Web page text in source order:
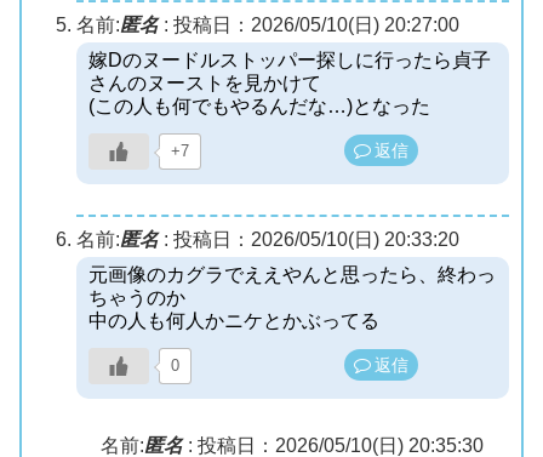
名前:匿名: 投稿日：2026/05/10(日) 20:27:00
嫁Dのヌードルストッパー探しに行ったら貞子
さんのヌーストを見かけて
(この人も何でもやるんだな…)となった
+7 返信
名前:匿名: 投稿日：2026/05/10(日) 20:33:20
元画像のカグラでええやんと思ったら、終わっ
ちゃうのか
中の人も何人かニケとかぶってる
0 返信
名前:匿名: 投稿日：2026/05/10(日) 20:35:30